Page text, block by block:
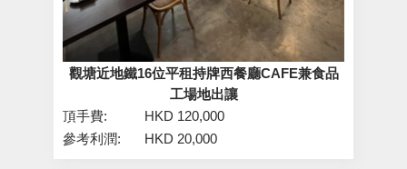
觀塘近地鐵16位平租持牌西餐廳CAFE兼食品
工場地出讓
頂手費:
HKD 120,000
參考利潤:
HKD 20,000